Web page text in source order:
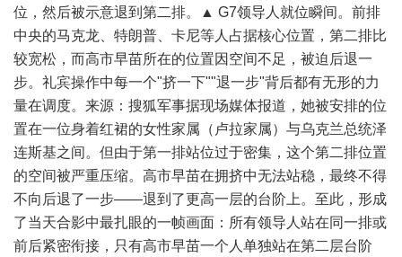
位，然后被示意退到第二排。▲ G7领导人就位瞬间。前排
中央的马克龙、特朗普、卡尼等人占据核心位置，第二排比
较宽松，而高市早苗所在的位置因空间不足，被迫后退一
步。礼宾操作中每一个"挤一下""退一步"背后都有无形的力
量在调度。来源：搜狐军事据现场媒体报道，她被安排的位
置在一位身着红裙的女性家属（卢拉家属）与乌克兰总统泽
连斯基之间。但由于第一排站位过于密集，这个第二排位置
的空间被严重压缩。高市早苗在拥挤中无法站稳，最终不得
不向后退了一步——退到了更高一层的台阶上。至此，形成
了当天合影中最扎眼的一帧画面：所有领导人站在同一排或
前后紧密衔接，只有高市早苗一个人单独站在第二层台阶